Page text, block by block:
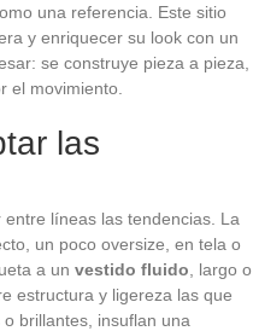
una referencia. Este sitio
y enriquecer su look con un
se construye pieza a pieza,
el movimiento.
las
líneas las tendencias. La
un poco oversize, en tela o
a un vestido fluido , largo o
estructura y ligereza las que
brillantes, insuflan una